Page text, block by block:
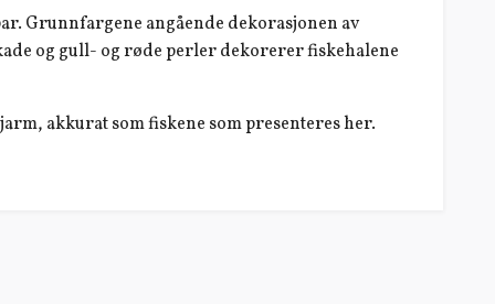
Grunnfargene angående dekorasjonen av
og gull- og røde perler dekorerer fiskehalene
akkurat som fiskene som presenteres her.